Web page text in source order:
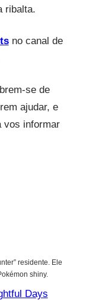
ribalta.
no canal de
se de
ajudar, e
informar
residente. Ele
shiny.
Days